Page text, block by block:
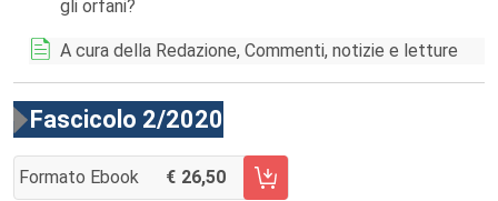
gli orfani?
A cura della Redazione, Commenti, notizie e letture
Fascicolo 2/2020
Formato Ebook 26,50
AGGIUNGI AL CARRELLO FASCICOLO 2/2020